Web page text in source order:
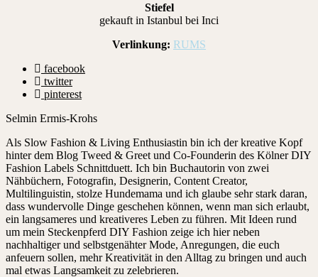
Stiefel
gekauft in Istanbul bei Inci
Verlinkung: RUMS
facebook
twitter
pinterest
Selmin Ermis-Krohs
Als Slow Fashion & Living Enthusiastin bin ich der kreative Kopf
hinter dem Blog Tweed & Greet und Co-Founderin des Kölner DIY
Fashion Labels Schnittduett. Ich bin Buchautorin von zwei
Nähbüchern, Fotografin, Designerin, Content Creator,
Multilinguistin, stolze Hundemama und ich glaube sehr stark daran,
dass wundervolle Dinge geschehen können, wenn man sich erlaubt,
ein langsameres und kreativeres Leben zu führen. Mit Ideen rund
um mein Steckenpferd DIY Fashion zeige ich hier neben
nachhaltiger und selbstgenähter Mode, Anregungen, die euch
anfeuern sollen, mehr Kreativität in den Alltag zu bringen und auch
mal etwas Langsamkeit zu zelebrieren.